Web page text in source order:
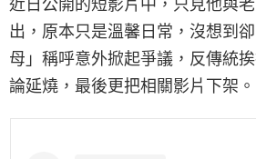
近日公開的短影片中，只見他與
出，原本只是溫馨日常，沒想到
母」稱呼意外掀起爭議，反傳統
論延燒，最後更把相關影片下架。